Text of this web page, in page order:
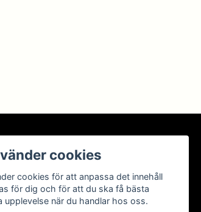
BETALSÄTT cookies
cookies för att anpassa det innehåll
för dig och för att du ska få bästa
upplevelse när du handlar hos oss.